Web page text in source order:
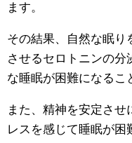
ます。
その結果、自然な眠り
させるセロトニンの分
な睡眠が困難になるこ
また、精神を安定させ
レスを感じて睡眠が困